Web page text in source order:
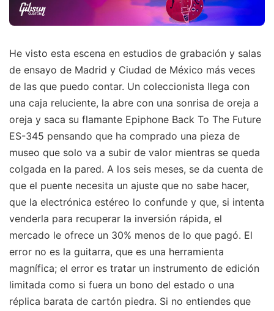
He visto esta escena en estudios de grabación y salas
de ensayo de Madrid y Ciudad de México más veces
de las que puedo contar. Un coleccionista llega con
una caja reluciente, la abre con una sonrisa de oreja a
oreja y saca su flamante Epiphone Back To The Future
ES-345 pensando que ha comprado una pieza de
museo que solo va a subir de valor mientras se queda
colgada en la pared. A los seis meses, se da cuenta de
que el puente necesita un ajuste que no sabe hacer,
que la electrónica estéreo lo confunde y que, si intenta
venderla para recuperar la inversión rápida, el
mercado le ofrece un 30% menos de lo que pagó. El
error no es la guitarra, que es una herramienta
magnífica; el error es tratar un instrumento de edición
limitada como si fuera un bono del estado o una
réplica barata de cartón piedra. Si no entiendes que